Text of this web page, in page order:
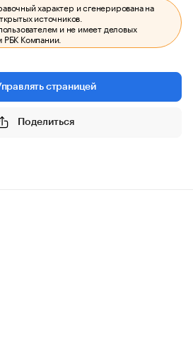
характер и сгенерирована на
источников.
и не имеет деловых
Компании.
страницей
Поделиться